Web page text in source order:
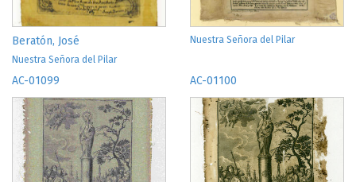
Beratón, José
Nuestra Señora del Pilar
Nuestra Señora del Pilar
AC-01099 AC-01100